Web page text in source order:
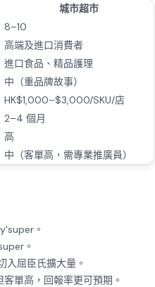
城市超市
8–10
高端及進口消費者
進口食品、精品護理
中（重品牌故事）
HK$1,000–$3,000/SKU/店
2–4 個月
高
中（客單高，需專業推廣員）
。
。
屈臣氏擴大量。
單高，回報率更可預期。